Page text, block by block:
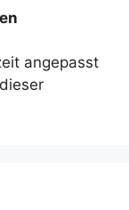
angepasst